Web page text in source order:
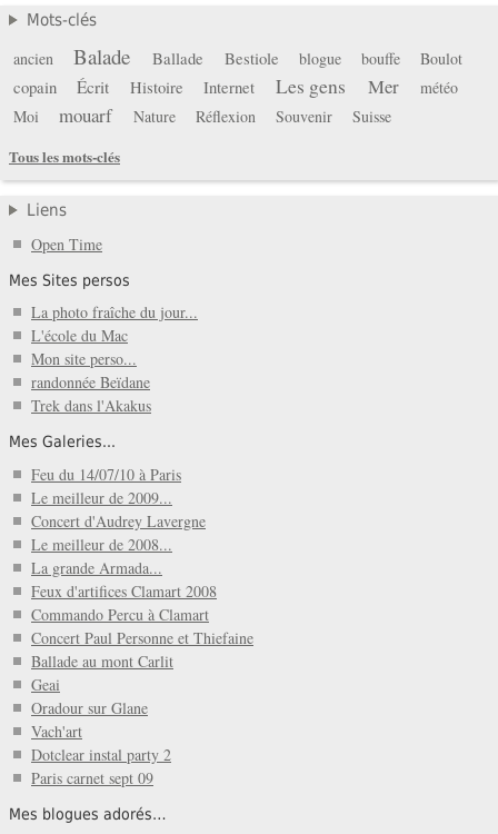
Mots-clés
ancien Balade Ballade Bestiole blogue bouffe Boulot
copain Écrit Histoire Internet Les gens Mer
météo
Moi
mouarf Nature Réflexion Souvenir
Suisse
Tous les mots-clés
Liens
Open Time
Mes Sites persos
La photo fraîche du jour...
L'école du Mac
Mon site perso...
randonnée Beïdane
Trek dans l'Akakus
Mes Galeries...
Feu du 14/07/10 à Paris
Le meilleur de 2009...
Concert d'Audrey Lavergne
Le meilleur de 2008...
La grande Armada...
Feux d'artifices Clamart 2008
Commando Percu à Clamart
Concert Paul Personne et Thiefaine
Ballade au mont Carlit
Geai
Oradour sur Glane
Vach'art
Dotclear instal party 2
Paris carnet sept 09
Mes blogues adorés…